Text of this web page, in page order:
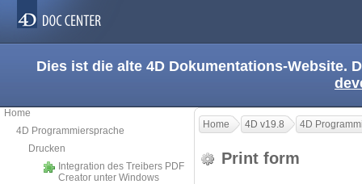
Dies ist die alte 4D Dokumentations-Website.
Home
4D Programmiersprache
Drucken
Integration des Treibers PDF
Creator unter Windows
Home 4D v19.8 4D
Print form